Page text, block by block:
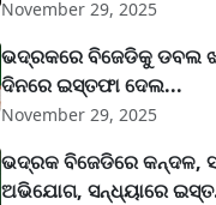
November 29, 2025
ଭଦ୍ରକରେ ବିଜେଡିକୁ ଡବଲ
ଦିନରେ ଇସ୍ତଫା ଦେଲ...
November 29, 2025
ଭଦ୍ରକ ବିଜେଡିରେ କନ୍ଦଳ,
ଅଭିଯୋଗ, ସନ୍ଧ୍ୟାରେ